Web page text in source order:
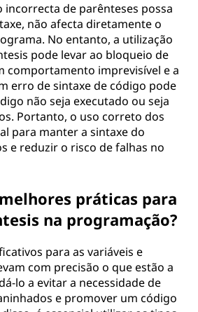
incorrecta de parênteses possa
não afecta diretamente o
No entanto, a utilização
pode levar ao bloqueio de
comportamento imprevisível e a
erro de sintaxe de código pode
não seja executado ou seja
Portanto, o uso correto dos
para manter a sintaxe do
e reduzir o risco de falhas no
práticas para
na programação?
para as variáveis e
com precisão o que estão a
lo a evitar a necessidade de
e promover um código